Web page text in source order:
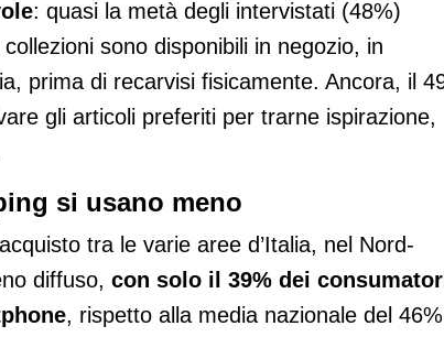
: quasi la metà degli intervistati (48%)
sono disponibili in negozio, in
prima di recarvisi fisicamente. Ancora, il
gli articoli preferiti per trarne ispirazione,
si usano meno
tra le varie aree d’Italia, nel Nord-
diffuso, con solo il 39% dei
, rispetto alla media nazionale del